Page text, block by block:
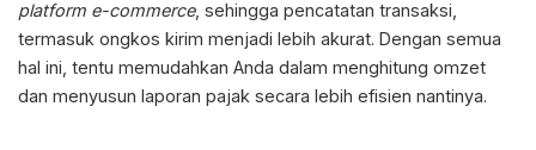
platform e-commerce, sehingga pencatatan transaksi,
termasuk ongkos kirim menjadi lebih akurat. Dengan semua
hal ini, tentu memudahkan Anda dalam menghitung omzet
dan menyusun laporan pajak secara lebih efisien nantinya.